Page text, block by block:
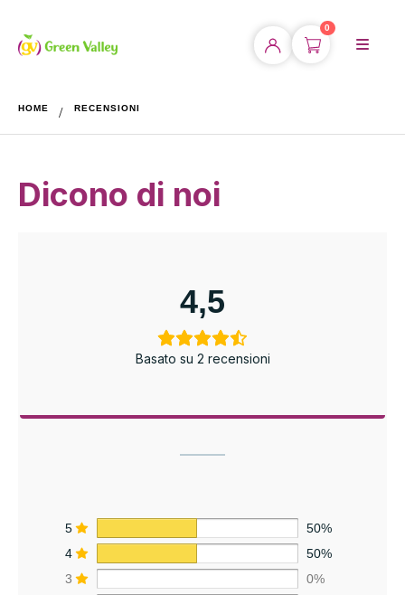
0
HOME RECENSIONI
Dicono di noi
4,5
Basato su 2 recensioni
5
50%
4
50%
3
0%